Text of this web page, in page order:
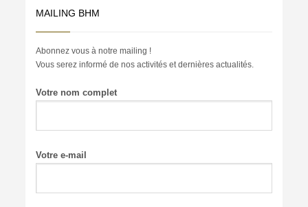
MAILING BHM
Abonnez vous à notre mailing !
Vous serez informé de nos activités et dernières actualités.
Votre nom complet
Votre e-mail